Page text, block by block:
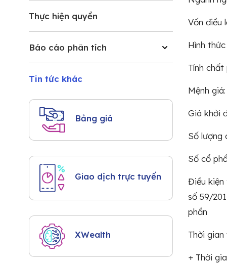
Thực hiện quyền
Báo cáo phân tích
Tin tức khác
Bảng giá
Giao dịch trực tuyến
XWealth
Vốn điều
Hình
Tính
Mệnh
Giá khởi
Số lượng
Số cổ
Điều kiện
số 59/
phần
Thời
+ Thời